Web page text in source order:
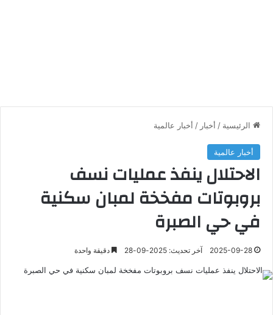
الرئيسية / أخبار / أخبار عالمية
أخبار عالمية
الاحتلال ينفذ عمليات نسف
بروبوتات مفخخة لمبان سكنية
في حي الصبرة
2025-09-28 آخر تحديث: 2025-09-28 دقيقة واحدة